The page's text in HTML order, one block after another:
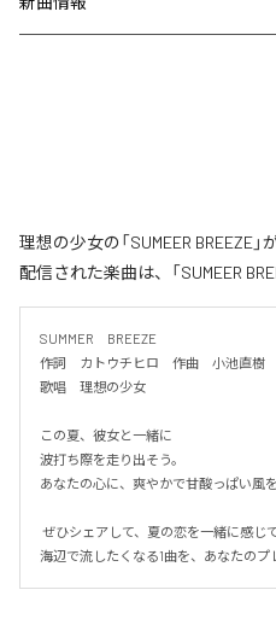
理想の少女の「SUMEER BREEZE
配信された楽曲は、「SUMEER
SUMMER　BREEZE
作詞　カトウチヒロ　作曲　小池直樹
歌唱　理想の少女
この夏、彼女と一緒に
波打ち際を走り出そう。
あなたの心に、爽やかで甘酸っぱい風
海辺で流したくなる1曲を、あなたのプ